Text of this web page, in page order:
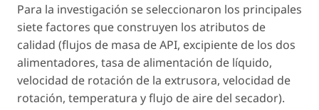
Para la investigación se seleccionaron los principales
siete factores que construyen los atributos de
calidad (flujos de masa de API, excipiente de los dos
alimentadores, tasa de alimentación de líquido,
velocidad de rotación de la extrusora, velocidad de
rotación, temperatura y flujo de aire del secador).